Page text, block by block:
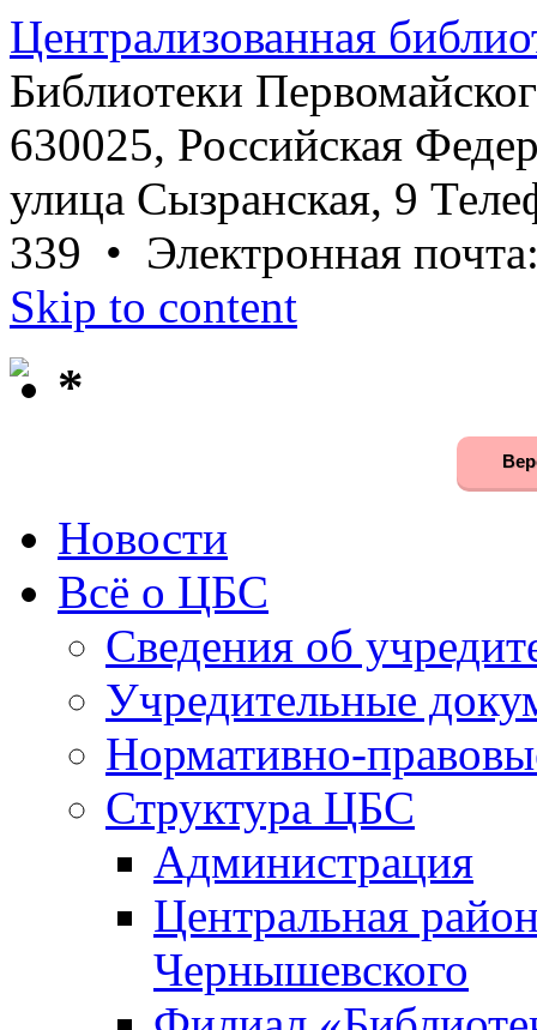
Централизованная
Библиотеки
630025, Российская
улица Сызранская, 9
339 • Электронная
Skip to content
*
Новости
Всё о ЦБС
Сведения об
Учредительные
Нормативно-
Структура ЦБС
Администрация
Центральная
Чернышевского